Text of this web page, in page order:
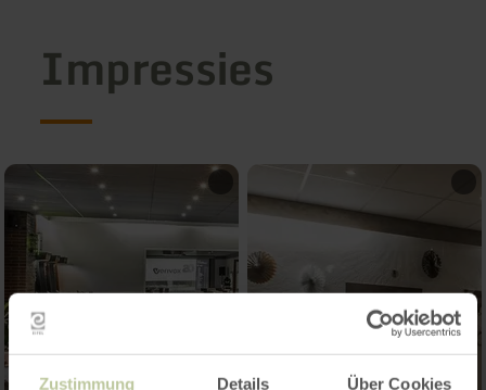
Zustimmung Details Über Cookies
Impressies